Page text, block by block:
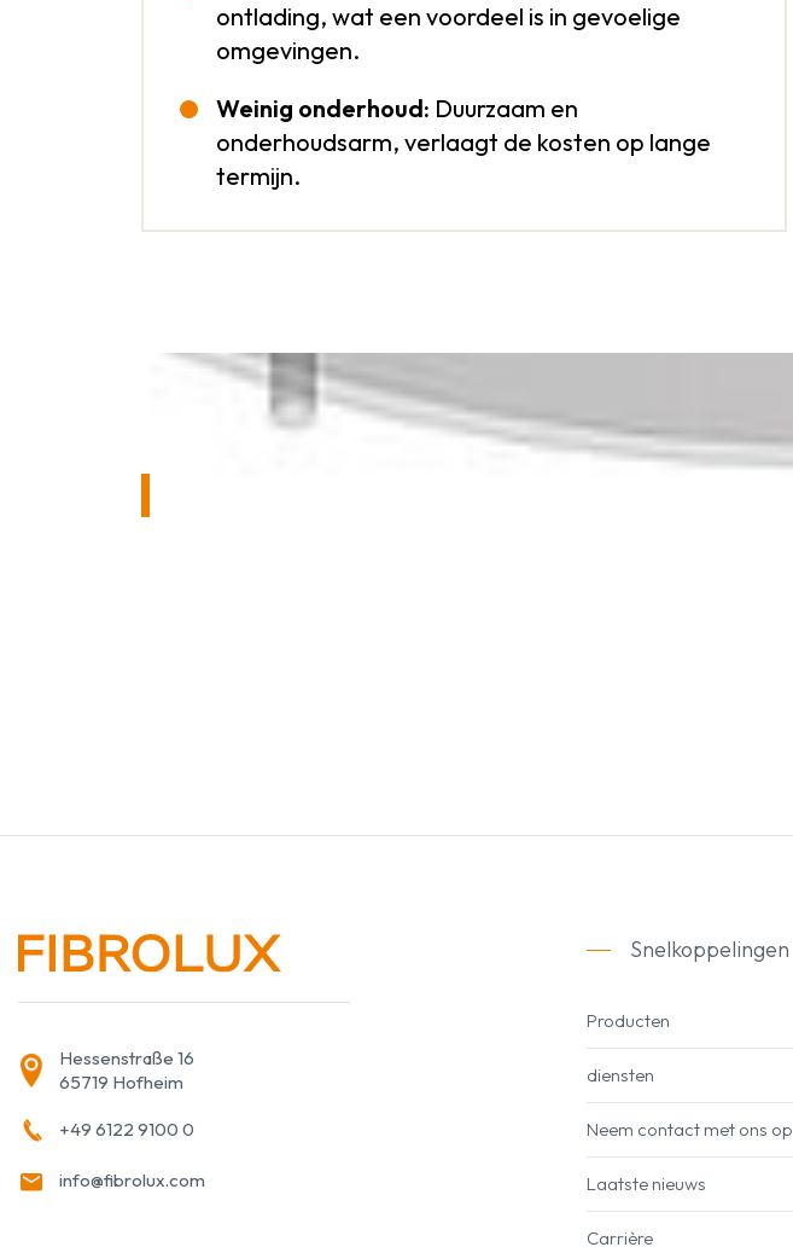
ontlading, wat een voordeel is in gevoelige
omgevingen.
Weinig onderhoud: Duurzaam en
onderhoudsarm, verlaagt de kosten op lange
termijn.
Hessenstraße 16
65719 Hofheim
+49 6122 9100 0
info@fibrolux.com
Snelkoppelingen
Producten
diensten
Neem contact met ons op
Laatste nieuws
Carrière